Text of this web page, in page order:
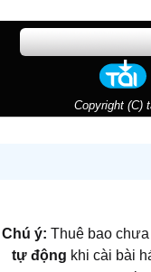
Copyright (C)
Chú ý: Thuê bao
tự động khi cài bài